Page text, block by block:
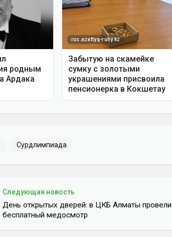
Сурдлимпиада
Следующая новость
День открытых дверей: в ЦКБ Алматы провели
бесплатный медосмотр